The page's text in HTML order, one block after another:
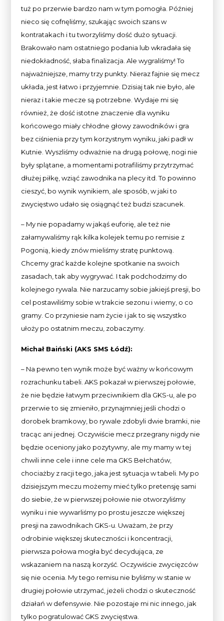
tuż po przerwie bardzo nam w tym pomogła. Później
nieco się cofnęliśmy, szukając swoich szans w
kontratakach i tu tworzyliśmy dość dużo sytuacji.
Brakowało nam ostatniego podania lub wkradała się
niedokładność, słaba finalizacja. Ale wygraliśmy! To
najważniejsze, mamy trzy punkty. Nieraz fajnie się mecz
układa, jest łatwo i przyjemnie. Dzisiaj tak nie było, ale
nieraz i takie mecze są potrzebne. Wydaje mi się
również, że dość istotne znaczenie dla wyniku
końcowego miały chłodne głowy zawodników i gra
bez ciśnienia przy tym korzystnym wyniku, jaki padł w
Kutnie. Wyszliśmy odważnie na drugą połowę, nogi nie
były splątane, a momentami potrafiliśmy przytrzymać
dłużej piłkę, wziąć zawodnika na plecy itd. To powinno
cieszyć, bo wynik wynikiem, ale sposób, w jaki to
zwycięstwo udało się osiągnąć też budzi szacunek.
– My nie popadamy w jakąś euforię, ale też nie
załamywaliśmy rąk kilka kolejek temu po remisie z
Pogonią, kiedy znów mieliśmy stratę punktową.
Chcemy grać każde kolejne spotkanie na swoich
zasadach, tak aby wygrywać. I tak podchodzimy do
kolejnego rywala. Nie narzucamy sobie jakiejś presji, bo
cel postawiliśmy sobie w trakcie sezonu i wiemy, o co
gramy. Co przyniesie nam życie i jak to się wszystko
ułoży po ostatnim meczu, zobaczymy.
Michał Baiński (AKS SMS Łódź):
– Na pewno ten wynik może być ważny w końcowym
rozrachunku tabeli. AKS pokazał w pierwszej połowie,
że nie będzie łatwym przeciwnikiem dla GKS-u, ale po
przerwie to się zmieniło, przynajmniej jeśli chodzi o
dorobek bramkowy, bo rywale zdobyli dwie bramki, nie
tracąc ani jednej. Oczywiście mecz przegrany nigdy nie
będzie oceniony jako pozytywny, ale my mamy w tej
chwili inne cele i inne cele ma GKS Bełchatów,
chociażby z racji tego, jaka jest sytuacja w tabeli. My po
dzisiejszym meczu możemy mieć tylko pretensję sami
do siebie, że w pierwszej połowie nie otworzyliśmy
wyniku i nie wywarliśmy po prostu jeszcze większej
presji na zawodnikach GKS-u. Uważam, że przy
odrobinie większej skuteczności i koncentracji,
pierwsza połowa mogła być decydująca, ze
wskazaniem na naszą korzyść. Oczywiście zwycięzców
się nie ocenia. My tego remisu nie byliśmy w stanie w
drugiej połowie utrzymać, jeżeli chodzi o skuteczność
działań w defensywie. Nie pozostaje mi nic innego, jak
tylko pogratulować GKS zwycięstwa.